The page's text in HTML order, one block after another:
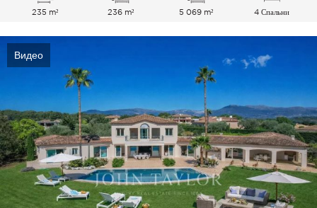
235 m² 236 m² 5 069 m² 4 Спальни
Видео